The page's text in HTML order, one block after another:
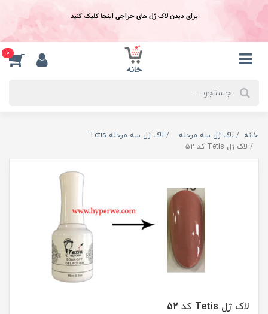
برای دیدن لاک ژل های حراجی اینجا کلیک کنید
0
خانه لاک ژل سه مرحله
لاک ژل سه مرحله Tetis
لاک ژل Tetis کد 52
لاک ژل Tetis کد 52